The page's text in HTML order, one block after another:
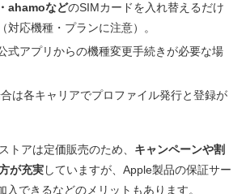
ahamoなどのSIMカードを入れ替えるだけ
対応機種・プランに注意）。
式アプリからの機種変更手続きが必要な場
は各キャリアでプロファイル発行と登録が
トアは定価販売のため、 キャンペーンや割
が充実していますが、Apple製品の保証サー
入できるなどのメリットもあります。